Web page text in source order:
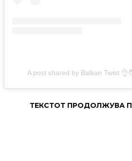
A post shared by Balkan Twist
ТЕКСТОТ ПРОДОЛЖУВА